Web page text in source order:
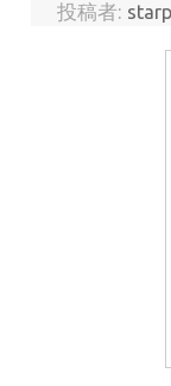
投稿者: